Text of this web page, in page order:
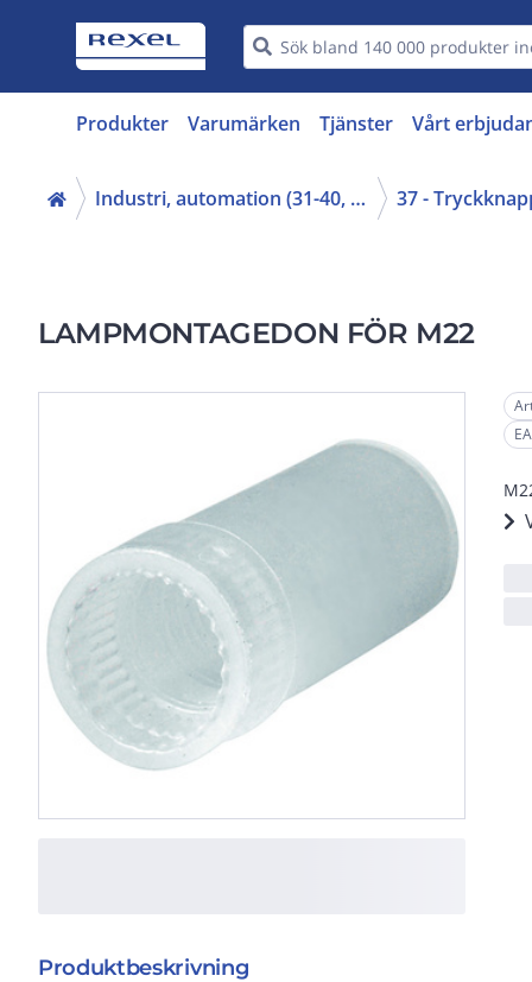
Produkter Varumärken Tjänster Vårt
Industri, automation (31-40, 45)
LAMPMONTAGEDON FÖR M22
Produktbeskrivning